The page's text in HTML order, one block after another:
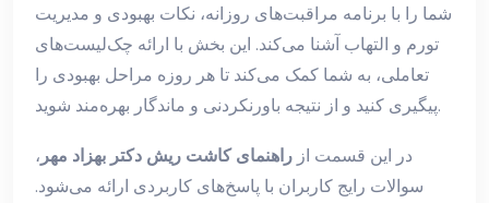
شما را با برنامه مراقبت‌های روزانه، نکات بهبودی و مدیریت
تورم و التهاب آشنا می‌کند. این بخش با ارائه چک‌لیست‌های
تعاملی، به شما کمک می‌کند تا هر روزه مراحل بهبودی را
پیگیری کنید و از نتیجه باورنکردنی و ماندگار بهره‌مند شوید.
در این قسمت از راهنمای کاشت ریش دکتر بهزاد مهر ،
سوالات رایج کاربران با پاسخ‌های کاربردی ارائه می‌شود.